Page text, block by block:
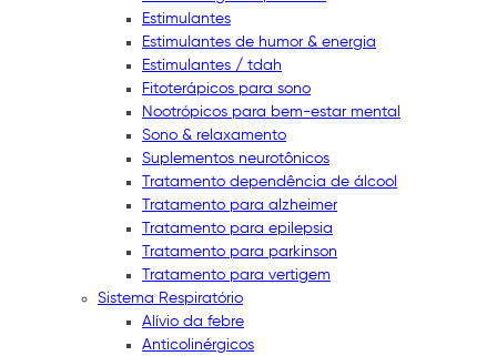
Estimulantes
Estimulantes de humor & energia
Estimulantes / tdah
Fitoterápicos para sono
Nootrópicos para bem-estar mental
Sono & relaxamento
Suplementos neurotônicos
Tratamento dependência de álcool
Tratamento para alzheimer
Tratamento para epilepsia
Tratamento para parkinson
Tratamento para vertigem
Sistema Respiratório
Alívio da febre
Anticolinérgicos